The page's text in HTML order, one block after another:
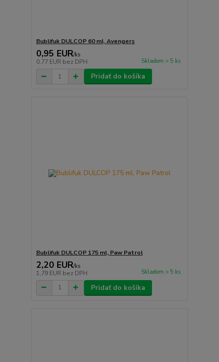
Bublifuk DULCOP 60 ml, Avengers
0,95 EUR/ks
0,77 EUR bez DPH Skladom > 5 ks
Pridať do košíka
Bublifuk DULCOP 175 ml, Paw Patrol
2,20 EUR/ks
1,79 EUR bez DPH Skladom > 5 ks
Pridať do košíka